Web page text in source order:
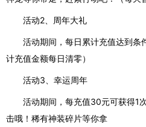
活动2、周年大礼
活动期间，每日累计充值达到条
计充值金额每日清零）
活动3、幸运周年
活动期间，每充值30元可获得1
击哦！稀有神装碎片等你拿